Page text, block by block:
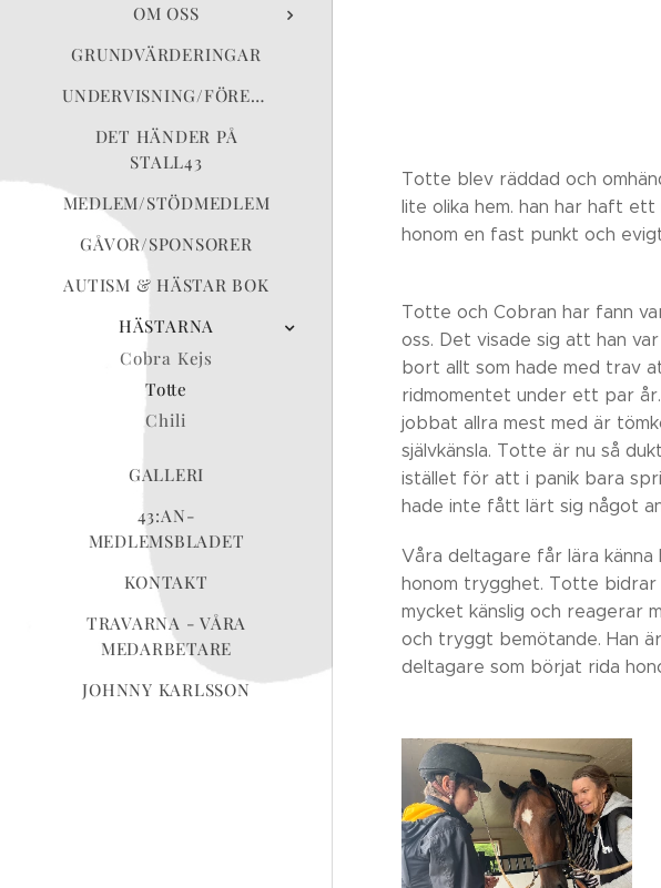
OM OSS
GRUNDVÄRDERINGAR
UNDERVISNING/FÖRELÄSNING
DET HÄNDER PÅ
STALL43
MEDLEM/STÖDMEDLEM
GÅVOR/SPONSORER
AUTISM & HÄSTAR BOK
HÄSTARNA
Cobra Kejs
Totte
Chili
GALLERI
43:AN-
MEDLEMSBLADET
KONTAKT
TRAVARNA - VÅRA
MEDARBETARE
JOHNNY KARLSSON
Totte blev räddad och
lite olika hem. han har haft
honom en fast punkt och
Totte och Cobran har fann
oss. Det visade sig att han
bort allt som hade med trav
ridmomentet under ett par
jobbat allra mest med är
självkänsla. Totte är nu så
istället för att i panik bara
hade inte fått lärt sig något
Våra deltagare får lära
honom trygghet. Totte bidrar
mycket känslig och reagerar
och tryggt bemötande. Han
deltagare som börjat rida